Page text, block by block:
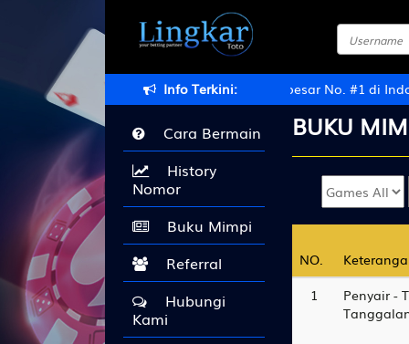
Info Terkini:
di LINGKARTOTO, Situs Judi Online Terbesar No. #1 di
Cara Bermain
History
Nomor
Buku Mimpi
Referral
Hubungi
Kami
BUKU
NO.
NO.
1
Penyair -